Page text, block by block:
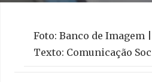
Foto: Banco de Imagem |
Texto: Comunicação